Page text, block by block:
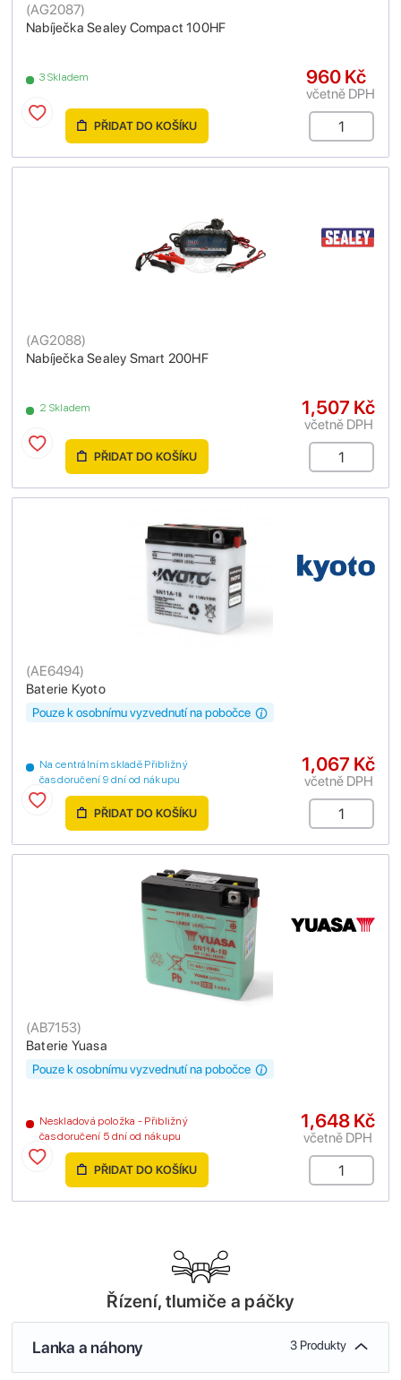
Nabíječka Sealey Compact 100HF
(AG2087)
3 Skladem 960 Kč
včetně DPH
PŘIDAT DO KOŠÍKU
Nabíječka Sealey Smart 200HF
(AG2088)
2 Skladem 1,507 Kč
včetně DPH
PŘIDAT DO KOŠÍKU
Baterie Kyoto
(AE6494)
Na centrálním skladě Přibližný
čas doručení 9 dní od nákupu
Pouze k osobnímu vyzvednutí na pobočce
1,067 Kč
včetně DPH
PŘIDAT DO KOŠÍKU
Baterie Yuasa
(AB7153)
Neskladová položka - Přibližný
čas doručení 5 dní od nákupu
Pouze k osobnímu vyzvednutí na pobočce
1,648 Kč
včetně DPH
PŘIDAT DO KOŠÍKU
Řízení, tlumiče a páčky
Lanka a náhony 3 Produkty